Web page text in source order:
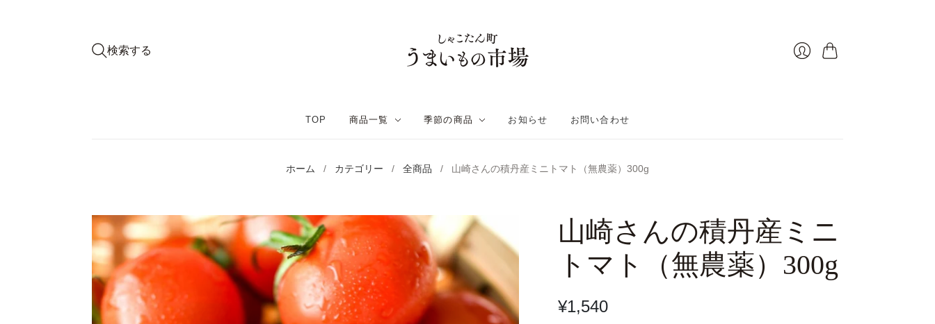
検索する
TOP 商品一覧 季節の商品 お知らせ お問い合わせ
ホーム / カテゴリー / 全商品 / 山崎さんの積丹産ミニトマト（無農薬）300g
山崎さんの積丹産ミニ
トマト（無農薬）300g
¥1,540